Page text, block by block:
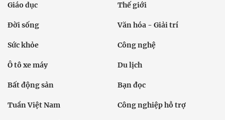
Giáo dục Thế giới
Đời sống Văn hóa - Giải trí
Sức khỏe Công nghệ
Ô tô xe máy Du lịch
Bất động sản Bạn đọc
Tuần Việt Nam Công nghiệp hỗ trợ